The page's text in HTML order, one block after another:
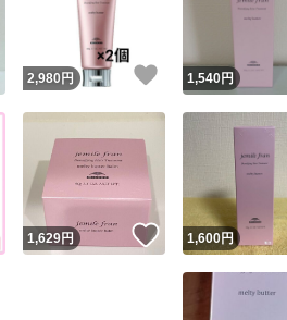
いいね！
2,980 円 いいね！
1,540円
いいね！
1,629円 いいね！
1,600円